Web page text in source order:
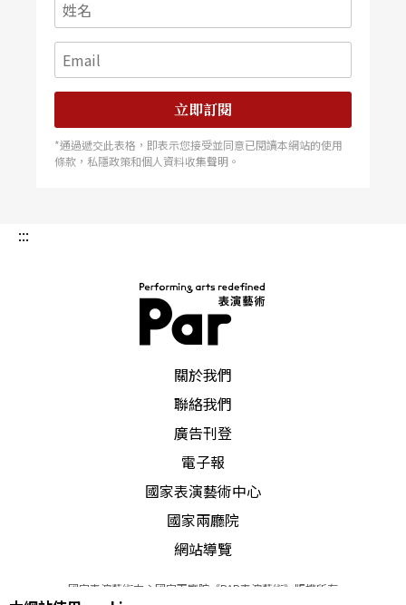
特定的藝術家的思考、突破和作品之間的關係，追
蹤其發展時也會進經過長時間正式或非正式的對話
的累積建立關係。林人中以《剩女經濟》為例，早
在計畫概念確立之前，他和蘇品文
對話或夥伴關係。他發現藝術家的生涯發展階段，
系統裡，尚未建立起一個對女性主義的認識論和創
剛好有機會可以去促使這次國際共製的發生。早在
作品概念定案前，各方對話就已經發生，因此這些
鋪排並不是單一提案的結果，而是一種長期循序漸
進地的布局和安排。林人中表示這次很幸運地能在
短時間內找到合作夥伴，恰好這次共製的其他3個單
位——葡萄牙波多DDD舞蹈節、法國國家舞蹈中
心、澳洲雪梨表演空間——各自有不同的資源和結
構，這些合作單位的策展人都對女性主義藝術有深
立即訂閱
*通過遞交此表格，即表示您接受並同意已閱讀本網站的使用
條款，私隱政策和個人資料收集聲明。
:::
關於我們
聯絡我們
廣告刊登
電子報
國家表演藝術中心
國家兩廳院
網站導覽
國家表演藝術中心國家兩廳院《PAR表演藝術》版權所有